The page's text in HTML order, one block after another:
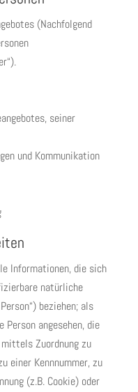
(Nachfolgend
seiner
und Kommunikation
Informationen, die sich
natürliche
beziehen; als
angesehen, die
Zuordnung zu
einer Kennnummer, zu
(z.B. Cookie) oder